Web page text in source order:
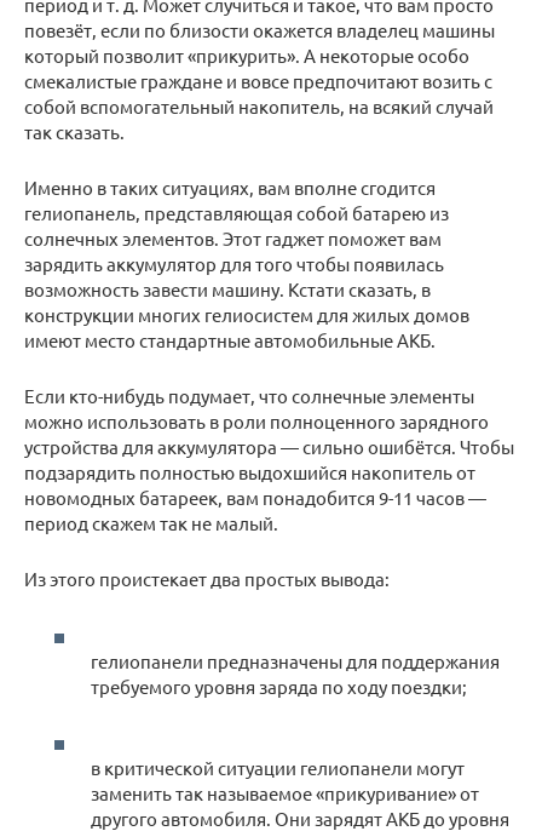
повезёт, если по близости окажется владелец машины
который позволит «прикурить». А некоторые особо
смекалистые граждане и вовсе предпочитают возить с
собой вспомогательный накопитель, на всякий случай
так сказать.
Именно в таких ситуациях, вам вполне сгодится
гелиопанель, представляющая собой батарею из
солнечных элементов. Этот гаджет поможет вам
зарядить аккумулятор для того чтобы появилась
возможность завести машину. Кстати сказать, в
конструкции многих гелиосистем для жилых домов
имеют место стандартные автомобильные АКБ.
Если кто-нибудь подумает, что солнечные элементы
можно использовать в роли полноценного зарядного
устройства для аккумулятора — сильно ошибётся. Чтобы
подзарядить полностью выдохшийся накопитель от
новомодных батареек, вам понадобится 9-11 часов —
период скажем так не малый.
Из этого проистекает два простых вывода:
гелиопанели предназначены для поддержания
требуемого уровня заряда по ходу поездки;
в критической ситуации гелиопанели могут
заменить так называемое «прикуривание» от
другого автомобиля. Они зарядят АКБ до уровня